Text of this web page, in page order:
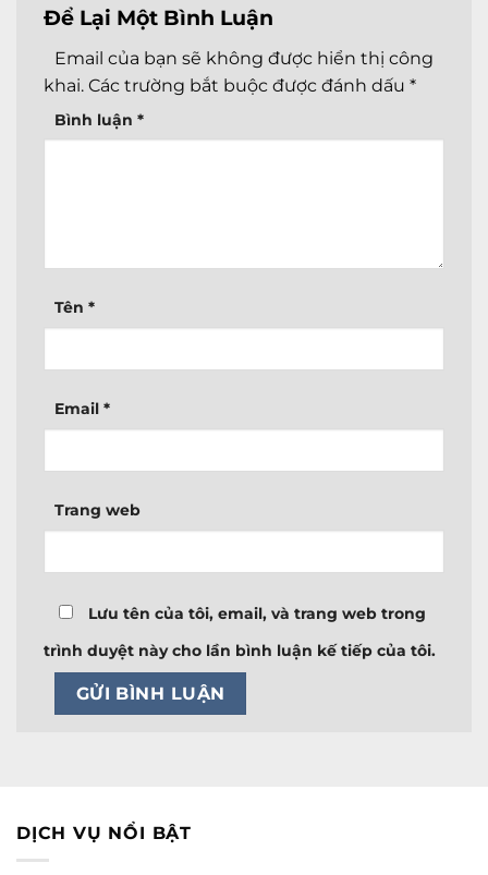
Để Lại Một Bình Luận
Email của bạn sẽ không được hiển thị công
khai. Các trường bắt buộc được đánh dấu *
Bình luận *
Tên *
Email *
Trang web
Lưu tên của tôi, email, và trang web trong
trình duyệt này cho lần bình luận kế tiếp của tôi.
DỊCH VỤ NỔI BẬT